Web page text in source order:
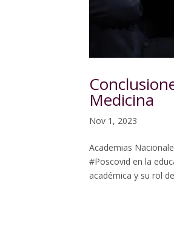
Medicina
Nov 1, 2023
Academias
#Poscovid en la
académica y su rol